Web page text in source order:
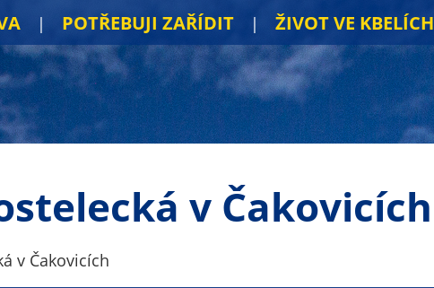
POTŘEBUJI ZAŘÍDIT ŽIVOT VE KBELÍCH
v Čakovicích
v Čakovicích